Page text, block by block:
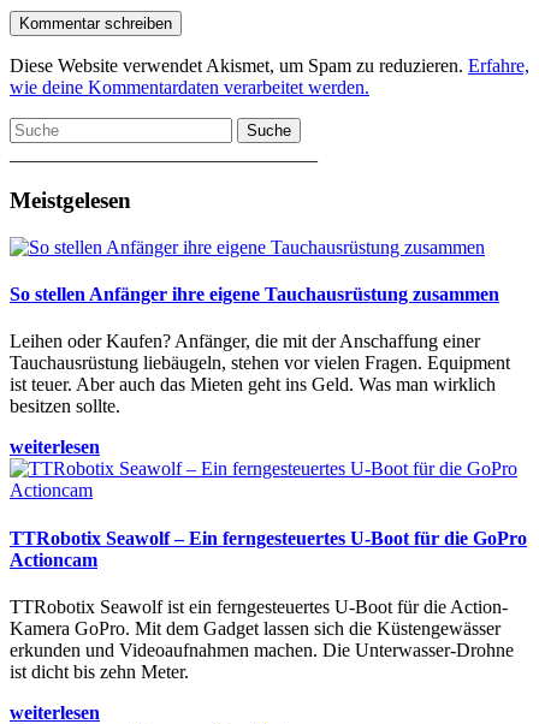
Diese Website verwendet Akismet, um Spam zu reduzieren. Erfahre,
wie deine Kommentardaten verarbeitet werden.
Suche
Meistgelesen
So stellen Anfänger ihre eigene Tauchausrüstung zusammen
Leihen oder Kaufen? Anfänger, die mit der Anschaffung einer
Tauchausrüstung liebäugeln, stehen vor vielen Fragen. Equipment
ist teuer. Aber auch das Mieten geht ins Geld. Was man wirklich
besitzen sollte.
weiterlesen
TTRobotix Seawolf – Ein ferngesteuertes U-Boot für die GoPro
Actioncam
TTRobotix Seawolf ist ein ferngesteuertes U-Boot für die Action-
Kamera GoPro. Mit dem Gadget lassen sich die Küstengewässer
erkunden und Videoaufnahmen machen. Die Unterwasser-Drohne
ist dicht bis zehn Meter.
weiterlesen